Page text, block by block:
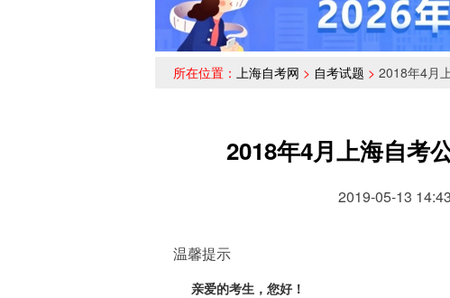
所在位置： 上海自考网 > 自考试题 > 2018年4月
2018年4月上海自考
2019-05-13
温馨提示
亲爱的考生，您好！